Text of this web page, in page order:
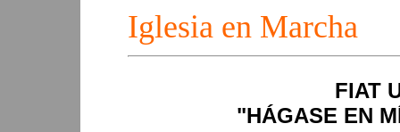
Iglesia en Marcha
FIAT
"HÁGASE EN